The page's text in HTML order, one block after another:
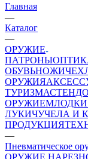
Главная
—
Каталог
—
ОРУЖИЕ
ПАТРОНЫ
ОБУВЬНОЖИ
ОРУЖИЯ
ТУРИЗМА
ОРУЖИЕМ
ЛУКИЧУЧЕЛА И
ПРОДУКЦИЯ
—
Пневматическое
ОРУЖИЕ